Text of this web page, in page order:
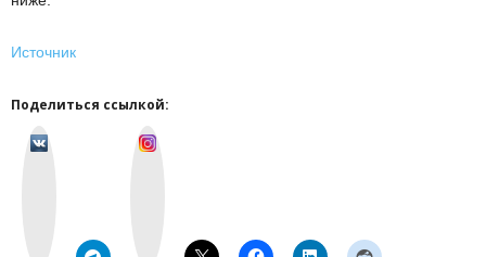
Источник
Поделиться ссылкой: